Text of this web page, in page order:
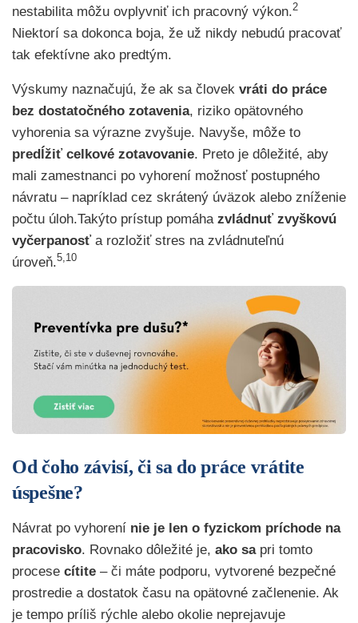
nestabilita môžu ovplyvniť ich pracovný výkon.2
Niektorí sa dokonca boja, že už nikdy nebudú pracovať
tak efektívne ako predtým.
Výskumy naznačujú, že ak sa človek vráti do práce
bez dostatočného zotavenia, riziko opätovného
vyhorenia sa výrazne zvyšuje. Navyše, môže to
predĺžiť celkové zotavovanie. Preto je dôležité, aby
mali zamestnanci po vyhorení možnosť postupného
návratu – napríklad cez skrátený úväzok alebo zníženie
počtu úloh.Takýto prístup pomáha zvládnuť zvyškovú
vyčerpanosťa rozložiť stres na zvládnuteľnú
úroveň.5,10
Od čoho závisí, či sa do práce vrátite
úspešne?
Návrat po vyhorení nie je len o fyzickom príchode na
pracovisko. Rovnako dôležité je, ako sapri tomto
procese cítite – či máte podporu, vytvorené bezpečné
prostredie a dostatok času na opätovné začlenenie. Ak
je tempo príliš rýchle alebo okolie neprejavuje